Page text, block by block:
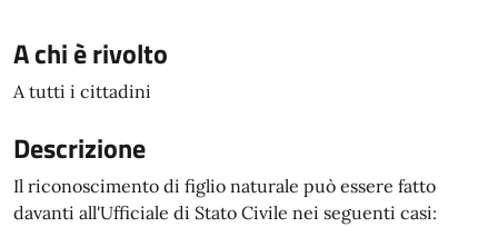
A chi è rivolto
A tutti i cittadini
Descrizione
Il riconoscimento di figlio naturale può essere fatto
davanti all'Ufficiale di Stato Civile nei seguenti casi: